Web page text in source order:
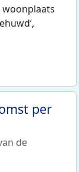
per
de